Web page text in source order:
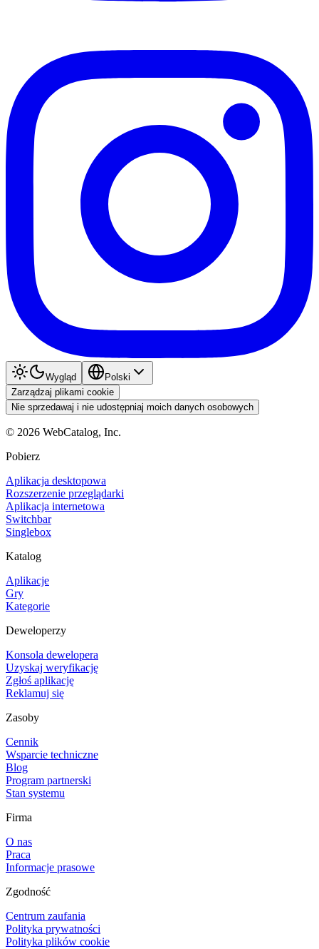
Wygląd
Polski
Zarządzaj plikami cookie
Nie sprzedawaj i nie udostępniaj moich danych osobowych
© 2026 WebCatalog, Inc.
Pobierz
Aplikacja desktopowa
Rozszerzenie przeglądarki
Aplikacja internetowa
Switchbar
Singlebox
Katalog
Aplikacje
Gry
Kategorie
Deweloperzy
Konsola dewelopera
Uzyskaj weryfikację
Zgłoś aplikację
Reklamuj się
Zasoby
Cennik
Wsparcie techniczne
Blog
Program partnerski
Stan systemu
Firma
O nas
Praca
Informacje prasowe
Zgodność
Centrum zaufania
Polityka prywatności
Polityka plików cookie